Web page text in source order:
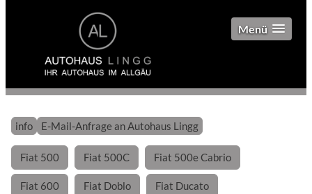
Menü
info E-Mail-Anfrage an Autohaus Lingg
Fiat 500 Fiat 500C Fiat 500e Cabrio
Fiat 600 Fiat Doblo Fiat Ducato